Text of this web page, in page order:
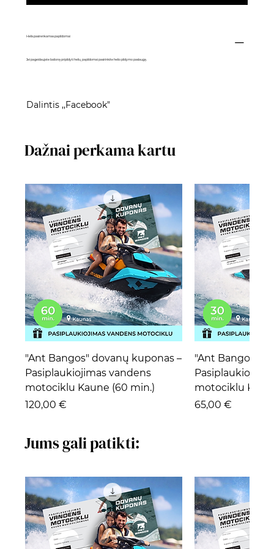
Helis pasirenkamas papildomai
Jei pageidaujate balioną pripildyti heliu, papildomai pasirinkitehelio pildymo paslaugą.
Dalintis ,,Facebook"
Dažnai perkama kartu
"Ant Bangos" dovanų kuponas –
Pasiplaukiojimas vandens
motociklu Kaune (60 min.)
Kaina
120,00 €
"Ant Bangos"
motociklu
Kaina
65,00 €
Jums gali patikti: